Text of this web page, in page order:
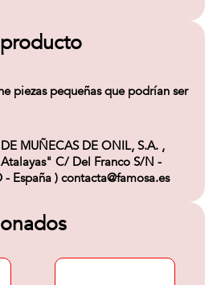
piezas pequeñas que podrían ser
MUÑECAS DE ONIL, S.A. ,
C/ Del Franco S/N -
España ) contacta@famosa.es